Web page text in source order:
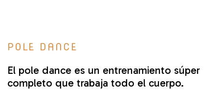
POLE DANCE
El pole dance es un entrenamiento súper
completo que trabaja todo el cuerpo.